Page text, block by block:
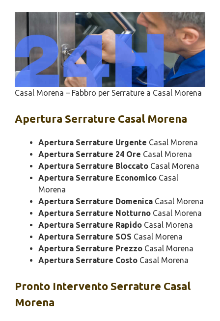
Casal Morena – Fabbro per Serrature a Casal Morena
Apertura Serrature Casal Morena
Apertura Serrature Urgente Casal Morena
Apertura Serrature 24 Ore Casal Morena
Apertura Serrature Bloccato Casal Morena
Apertura Serrature Economico Casal
Morena
Apertura Serrature Domenica Casal Morena
Apertura Serrature Notturno Casal Morena
Apertura Serrature Rapido Casal Morena
Apertura Serrature SOS Casal Morena
Apertura Serrature Prezzo Casal Morena
Apertura Serrature Costo Casal Morena
Pronto Intervento Serrature Casal
Morena